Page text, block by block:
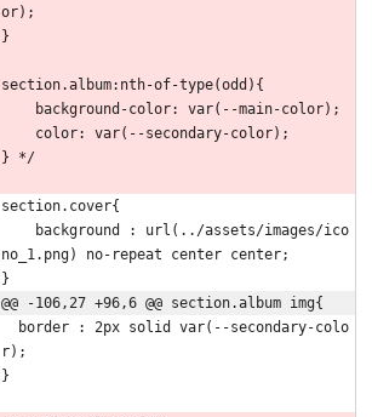
or);
}
section.album:nth-of-type(odd){
    background-color: var(--main-color);
    color: var(--secondary-color);
} */
section.cover{
no_1.png) no-repeat center center;
}
@@ -106,27 +96,6 @@ section.album img{
r);
}